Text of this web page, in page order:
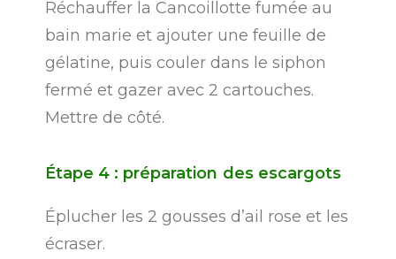
Réchauffer la Cancoillotte fumée au
bain marie et ajouter une feuille de
gélatine, puis couler dans le siphon
fermé et gazer avec 2 cartouches.
Mettre de côté.
Étape 4 : préparation des escargots
Éplucher les 2 gousses d’ail rose et les
écraser.